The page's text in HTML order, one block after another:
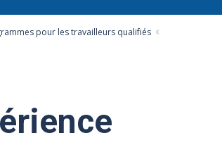
pour les travailleurs qualifiés